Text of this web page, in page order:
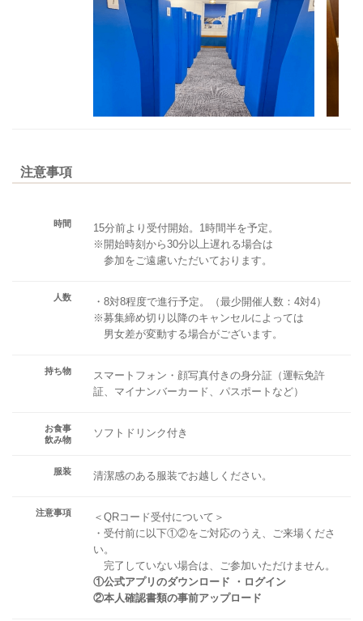
注意事項
時間
15分前より受付開始。1時間半を予定。
※開始時刻から30分以上遅れる場合は
参加をご遠慮いただいております。
人数
・8対8程度で進行予定。（最少開催人数：4対4）
※募集締め切り以降のキャンセルによっては
男女差が変動する場合がございます。
持ち物
スマートフォン・顔写真付きの身分証（運転免許
証、マイナンバーカード、パスポートなど）
お食事
飲み物
ソフトドリンク付き
服装 清潔感のある服装でお越しください。
注意事項
＜QRコード受付について＞
・受付前に以下①②をご対応のうえ、ご来場くださ
い。
完了していない場合は、ご参加いただけません。
①公式アプリのダウンロード ・ログイン
②本人確認書類の事前アップロード